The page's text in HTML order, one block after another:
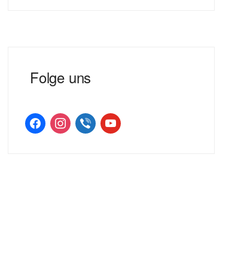
Folge uns
facebookinstagramviber youtube